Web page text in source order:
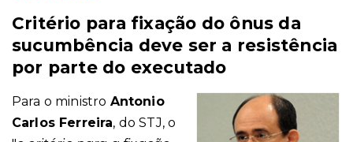
Critério para fixação do ônus da
sucumbência deve ser a resistência
por parte do executado
Para o ministro Antonio
Carlos Ferreira, do STJ, o